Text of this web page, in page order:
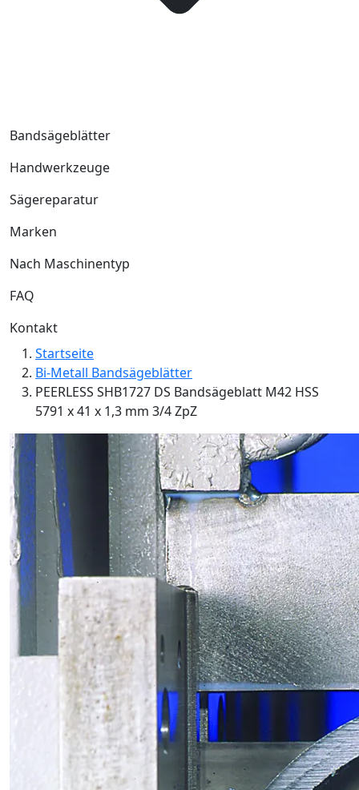
Bandsägeblätter
Handwerkzeuge
Sägereparatur
Marken
Nach Maschinentyp
FAQ
Kontakt
Startseite
Bi-Metall Bandsägeblätter
PEERLESS SHB1727 DS Bandsägeblatt M42 HSS
5791 x 41 x 1,3 mm 3/4 ZpZ